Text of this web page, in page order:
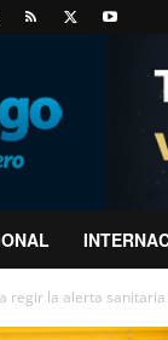
regir la alerta